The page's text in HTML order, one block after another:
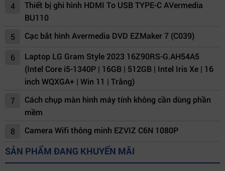
4
Thiết bị ghi hình HDMI To USB TYPE-C AVermedia
BU110
5
Cạc bắt hình Avermedia DVD EZMaker 7 (C039)
6
Laptop LG Gram Style 2023 16Z90RS-G.AH54A5
(Intel Core i5-1340P | 16GB | 512GB | Intel Iris Xe | 16
inch WQXGA+ | Win 11 | Trắng)
7
Cách chụp màn hình máy tính không cần dùng phần
mềm
8
Camera Wifi thông minh EZVIZ C6N 1080P
SẢN PHẨM ĐANG KHUYẾN MÃI